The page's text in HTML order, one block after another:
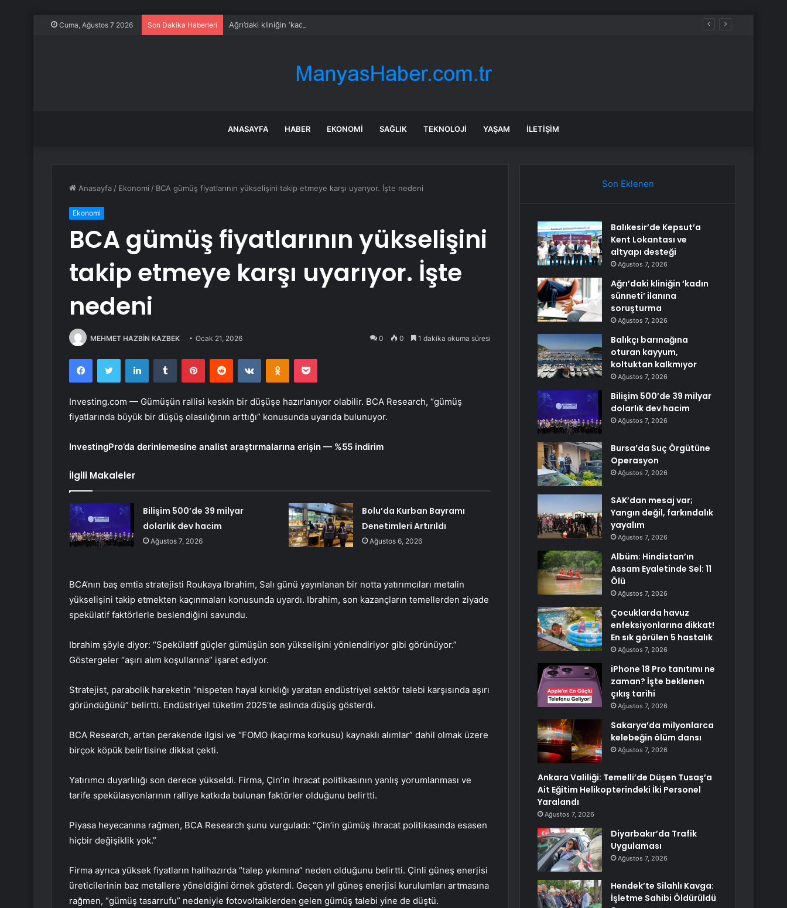
Cuma, Ağustos 7 2026 Son Dakika Haberleri Ağrı’daki kliniğin ‘kadın sünneti’ ilanına soruşturma
ANASAYFA HABER EKONOMI SAĞLIK TEKNOLOJI YAŞAM İLETIŞIM
Anasayfa / Ekonomi / BCA gümüş fiyatlarının yükselişini takip etmeye karşı uyarıyor. İşte nedeni
Ekonomi
BCA gümüş fiyatlarının yükselişini
takip etmeye karşı uyarıyor. İşte
nedeni
MEHMET HAZBİN KAZBEK Ocak 21, 2026 0 0 1 dakika okuma süresi
FacebookTwitter LinkedInTumblr PinterestReddit VKontakteOdnoklassniki
Pocket
Investing.com — Gümüşün rallisi keskin bir düşüşe hazırlanıyor olabilir. BCA Research, “gümüş
fiyatlarında büyük bir düşüş olasılığının arttığı” konusunda uyarıda bulunuyor.
InvestingPro’da derinlemesine analist araştırmalarına erişin — %55 indirim
İlgili Makaleler
Bilişim 500’de 39 milyar
dolarlık dev hacim
Ağustos 7, 2026
Bolu’da Kurban Bayramı
Denetimleri Artırıldı
Ağustos 6, 2026
BCA’nın baş emtia stratejisti Roukaya Ibrahim, Salı günü yayınlanan bir notta yatırımcıları metalin
yükselişini takip etmekten kaçınmaları konusunda uyardı. Ibrahim, son kazançların temellerden ziyade
spekülatif faktörlerle beslendiğini savundu.
Ibrahim şöyle diyor: “Spekülatif güçler gümüşün son yükselişini yönlendiriyor gibi görünüyor.”
Göstergeler “aşırı alım koşullarına” işaret ediyor.
Stratejist, parabolik hareketin “nispeten hayal kırıklığı yaratan endüstriyel sektör talebi karşısında aşırı
göründüğünü” belirtti. Endüstriyel tüketim 2025’te aslında düşüş gösterdi.
BCA Research, artan perakende ilgisi ve “FOMO (kaçırma korkusu) kaynaklı alımlar” dahil olmak üzere
birçok köpük belirtisine dikkat çekti.
Yatırımcı duyarlılığı son derece yükseldi. Firma, Çin’in ihracat politikasının yanlış yorumlanması ve
tarife spekülasyonlarının ralliye katkıda bulunan faktörler olduğunu belirtti.
Piyasa heyecanına rağmen, BCA Research şunu vurguladı: “Çin’in gümüş ihracat politikasında esasen
hiçbir değişiklik yok.”
Firma ayrıca yüksek fiyatların halihazırda “talep yıkımına” neden olduğunu belirtti. Çinli güneş enerjisi
üreticilerinin baz metallere yöneldiğini örnek gösterdi. Geçen yıl güneş enerjisi kurulumları artmasına
rağmen, “gümüş tasarrufu” nedeniyle fotovoltaiklerden gelen gümüş talebi yine de düştü.
Son Eklenen
Balıkesir’de Kepsut’a
Kent Lokantası ve
altyapı desteği
Ağustos 7, 2026
Ağrı’daki kliniğin ‘kadın
sünneti’ ilanına
soruşturma
Ağustos 7, 2026
Balıkçı barınağına
oturan kayyum,
koltuktan kalkmıyor
Ağustos 7, 2026
Bilişim 500’de 39 milyar
dolarlık dev hacim
Ağustos 7, 2026
Bursa’da Suç Örgütüne
Operasyon
Ağustos 7, 2026
SAK’dan mesaj var;
Yangın değil, farkındalık
yayalım
Ağustos 7, 2026
Albüm: Hindistan’ın
Assam Eyaletinde Sel: 11
Ölü
Ağustos 7, 2026
Çocuklarda havuz
enfeksiyonlarına dikkat!
En sık görülen 5 hastalık
Ağustos 7, 2026
iPhone 18 Pro tanıtımı ne
zaman? İşte beklenen
çıkış tarihi
Ağustos 7, 2026
Sakarya’da milyonlarca
kelebeğin ölüm dansı
Ağustos 7, 2026
Ankara Valiliği: Temelli’de Düşen Tusaş’a
Ait Eğitim Helikopterindeki İki Personel
Yaralandı
Ağustos 7, 2026
Diyarbakır’da Trafik
Uygulaması
Ağustos 7, 2026
Hendek’te Silahlı Kavga:
İşletme Sahibi Öldürüldü